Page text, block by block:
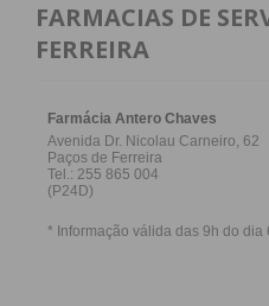
FARMACIAS DE
FERREIRA